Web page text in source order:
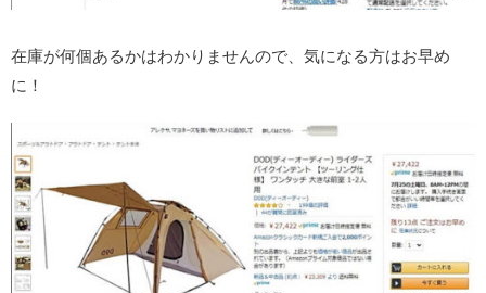
在庫が何個あるかはわかりませんので、気になる方はお早め
に！